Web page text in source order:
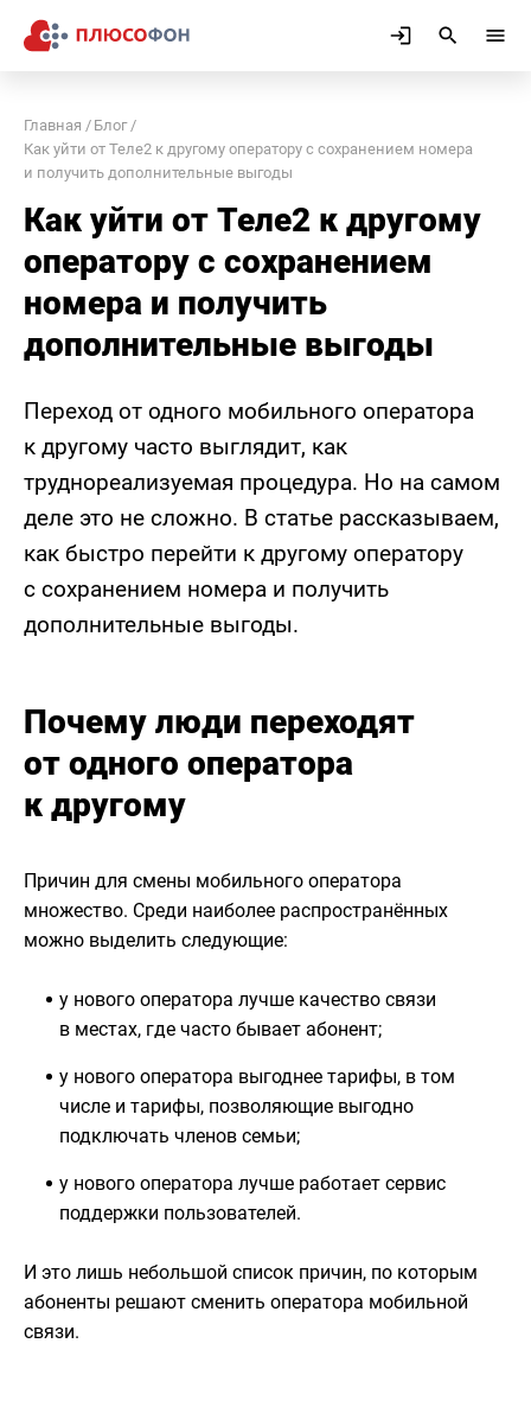
Главная
Блог
Как уйти от Теле2 к другому оператору с сохранением номера
и получить дополнительные выгоды
Как уйти от Теле2 к другому
оператору с сохранением
номера и получить
дополнительные выгоды
Переход от одного мобильного оператора
к другому часто выглядит, как
труднореализуемая процедура. Но на самом
деле это не сложно. В статье рассказываем,
как быстро перейти к другому оператору
с сохранением номера и получить
дополнительные выгоды.
Почему люди переходят
от одного оператора
к другому
Причин для смены мобильного оператора
множество. Среди наиболее распространённых
можно выделить следующие:
у нового оператора лучше качество связи
в местах, где часто бывает абонент;
у нового оператора выгоднее тарифы, в том
числе и тарифы, позволяющие выгодно
подключать членов семьи;
у нового оператора лучше работает сервис
поддержки пользователей.
И это лишь небольшой список причин, по которым
абоненты решают сменить оператора мобильной
связи.